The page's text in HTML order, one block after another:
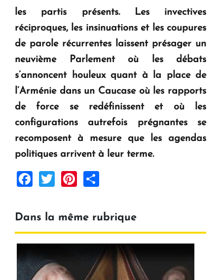
les partis présents. Les invectives
réciproques, les insinuations et les coupures
de parole récurrentes laissent présager un
neuvième Parlement où les débats
s’annoncent houleux quant à la place de
l’Arménie dans un Caucase où les rapports
de force se redéfinissent et où les
configurations autrefois prégnantes se
recomposent à mesure que les agendas
politiques arrivent à leur terme.
Facebook
TwitterPinterest
Dans la même rubrique